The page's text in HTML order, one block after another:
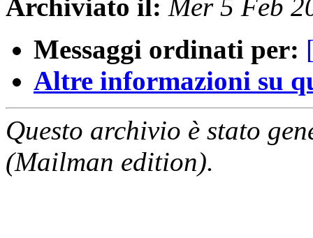
Archiviato il: Mer 5 Feb
Messaggi ordinati per:
Altre informazioni su
Questo archivio è stato
(Mailman edition).